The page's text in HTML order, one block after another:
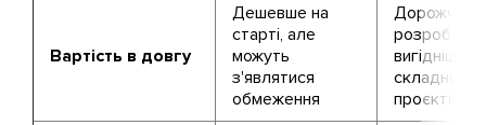
Вартість в довгу
Дешевше на
старті, але
можуть
з'являтися
обмеження
Дорожче в
розробці,
вигідніше
складних
проєктів